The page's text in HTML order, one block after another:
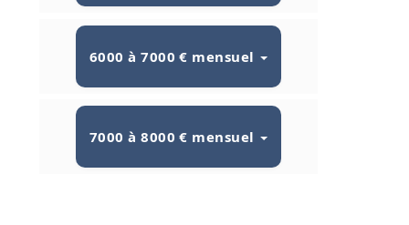
6000 à 7000 € mensuel
7000 à 8000 € mensuel